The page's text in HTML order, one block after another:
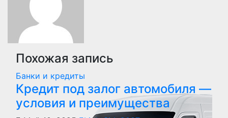
Похожая запись
Банки и кредиты
Кредит под залог автомобиля —
условия и преимущества